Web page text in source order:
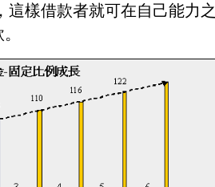
這樣借款者就可在自己能力